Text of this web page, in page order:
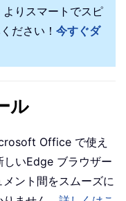
りスマートでスピ
ださい！ 今すぐダ
ル
Office で使え
いEdge ブラウザー
ント間をスムーズに